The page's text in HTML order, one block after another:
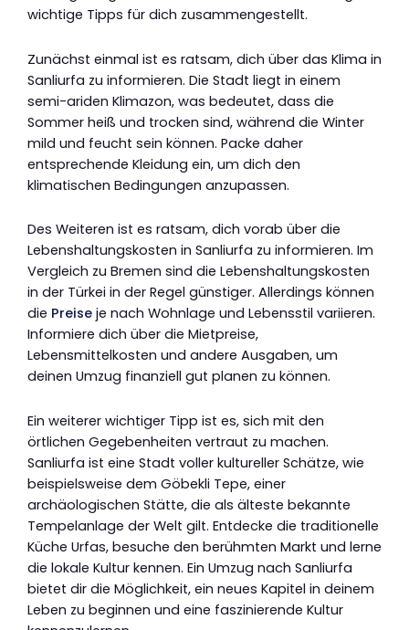
wichtige Tipps für dich zusammengestellt.
Zunächst einmal ist es ratsam, dich über das Klima in
Sanliurfa zu informieren. Die Stadt liegt in einem
semi-ariden Klimazon, was bedeutet, dass die
Sommer heiß und trocken sind, während die Winter
mild und feucht sein können. Packe daher
entsprechende Kleidung ein, um dich den
klimatischen Bedingungen anzupassen.
Des Weiteren ist es ratsam, dich vorab über die
Lebenshaltungskosten in Sanliurfa zu informieren. Im
Vergleich zu Bremen sind die Lebenshaltungskosten
in der Türkei in der Regel günstiger. Allerdings können
die Preise je nach Wohnlage und Lebensstil variieren.
Informiere dich über die Mietpreise,
Lebensmittelkosten und andere Ausgaben, um
deinen Umzug finanziell gut planen zu können.
Ein weiterer wichtiger Tipp ist es, sich mit den
örtlichen Gegebenheiten vertraut zu machen.
Sanliurfa ist eine Stadt voller kultureller Schätze, wie
beispielsweise dem Göbekli Tepe, einer
archäologischen Stätte, die als älteste bekannte
Tempelanlage der Welt gilt. Entdecke die traditionelle
Küche Urfas, besuche den berühmten Markt und lerne
die lokale Kultur kennen. Ein Umzug nach Sanliurfa
bietet dir die Möglichkeit, ein neues Kapitel in deinem
Leben zu beginnen und eine faszinierende Kultur